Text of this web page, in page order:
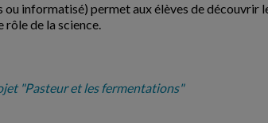
informatisé) permet aux élèves de découvrir
rôle de la science.
"Pasteur et les fermentations"